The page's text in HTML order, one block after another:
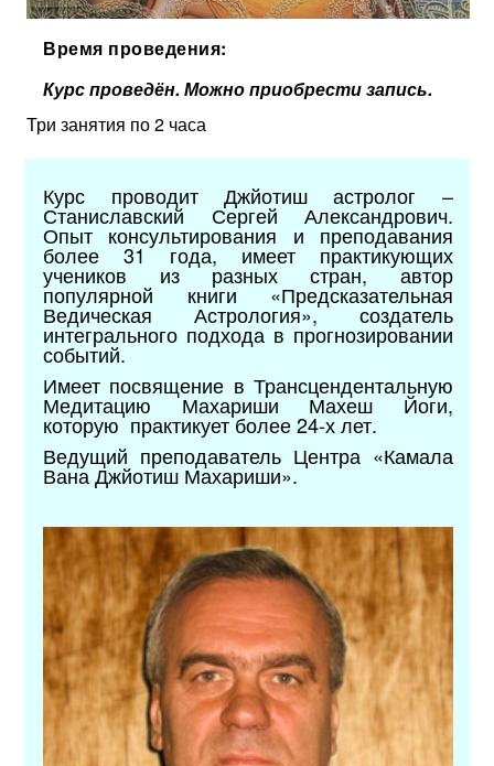
Время проведения:
Курс проведён. Можно приобрести запись.
Три занятия по 2 часа
Курс проводит Джйотиш астролог –
Станиславский Сергей Александрович.
Опыт консультирования и преподавания
более 31 года, имеет практикующих
учеников из разных стран, автор
популярной книги «Предсказательная
Ведическая Астрология», создатель
интегрального подхода в прогнозировании
событий.
Имеет посвящение в Трансцендентальную
Медитацию Махариши Махеш Йоги,
которую практикует более 24-х лет.
Ведущий преподаватель Центра «Камала
Вана Джйотиш Махариши».